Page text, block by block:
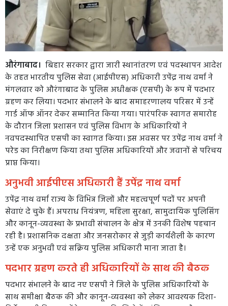
औरंगाबाद। बिहार सरकार द्वारा जारी स्थानांतरण एवं पदस्थापन आदेश
के तहत भारतीय पुलिस सेवा (आईपीएस) अधिकारी उपेंद्र नाथ वर्मा ने
मंगलवार को औरंगाबाद के पुलिस अधीक्षक (एसपी) के रूप में पदभार
ग्रहण कर लिया। पदभार संभालने के बाद समाहरणालय परिसर में उन्हें
गार्ड ऑफ ऑनर देकर सम्मानित किया गया। पारंपरिक स्वागत समारोह
के दौरान जिला प्रशासन एवं पुलिस विभाग के अधिकारियों ने
नवपदस्थापित एसपी का स्वागत किया। इस अवसर पर उपेंद्र नाथ वर्मा ने
परेड का निरीक्षण किया तथा पुलिस अधिकारियों और जवानों से परिचय
प्राप्त किया।
अनुभवी आईपीएस अधिकारी हैं उपेंद्र नाथ वर्मा
उपेंद्र नाथ वर्मा राज्य के विभिन्न जिलों और महत्वपूर्ण पदों पर अपनी
सेवाएं दे चुके हैं। अपराध नियंत्रण, महिला सुरक्षा, सामुदायिक पुलिसिंग
और कानून-व्यवस्था के प्रभावी संचालन के क्षेत्र में उनकी विशेष पहचान
रही है। प्रशासनिक दक्षता और जनसरोकार से जुड़ी कार्यशैली के कारण
उन्हें एक अनुभवी एवं सक्रिय पुलिस अधिकारी माना जाता है।
पदभार ग्रहण करते ही अधिकारियों के साथ की बैठक
पदभार संभालने के बाद नए एसपी ने जिले के पुलिस अधिकारियों के
साथ समीक्षा बैठक की और कानून-व्यवस्था को लेकर आवश्यक दिशा-